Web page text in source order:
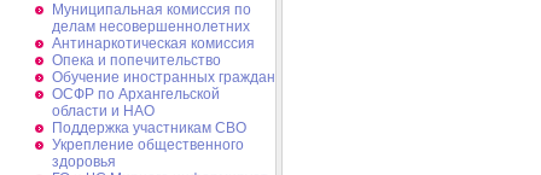
Муниципальная комиссия по
делам несовершеннолетних
Антинаркотическая комиссия
Опека и попечительство
Обучение иностранных граждан
ОСФР по Архангельской
области и НАО
Поддержка участникам СВО
Укрепление общественного
здоровья